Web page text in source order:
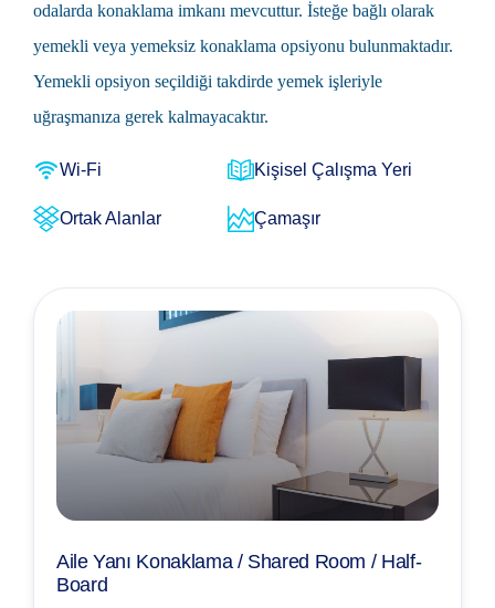
odalarda konaklama imkanı mevcuttur. İsteğe bağlı olarak
yemekli veya yemeksiz konaklama opsiyonu bulunmaktadır.
Yemekli opsiyon seçildiği takdirde yemek işleriyle
uğraşmanıza gerek kalmayacaktır.
Wi-Fi Kişisel Çalışma Yeri
Ortak Alanlar Çamaşır
Aile Yanı Konaklama / Shared Room / Half-
Board